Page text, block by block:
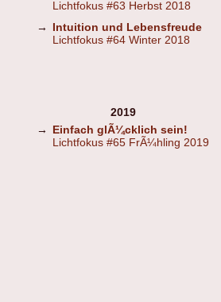
Lichtfokus #63 Herbst 2018
→
Intuition und Lebensfreude
Lichtfokus #64 Winter 2018
2019
→
Einfach glÃ¼cklich sein!
Lichtfokus #65 FrÃ¼hling 2019